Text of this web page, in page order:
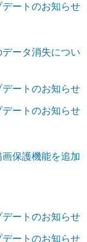
ートのお知らせ
ータ消失につい
ートのお知らせ
ートのお知らせ
保護機能を追加
ートのお知らせ
ートのお知らせ